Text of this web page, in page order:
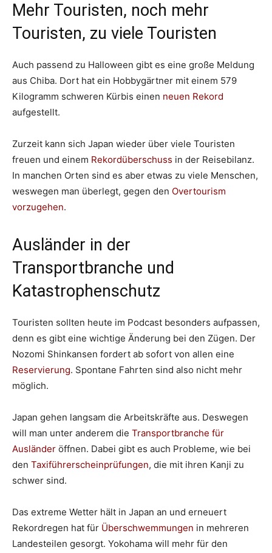
Mehr Touristen, noch mehr
Touristen, zu viele Touristen
Auch passend zu Halloween gibt es eine große Meldung
aus Chiba. Dort hat ein Hobbygärtner mit einem 579
Kilogramm schweren Kürbis einen neuen Rekord
aufgestellt.
Zurzeit kann sich Japan wieder über viele Touristen
freuen und einem Rekordüberschuss in der Reisebilanz.
In manchen Orten sind es aber etwas zu viele Menschen,
weswegen man überlegt, gegen den Overtourism
vorzugehen.
Ausländer in der
Transportbranche und
Katastrophenschutz
Touristen sollten heute im Podcast besonders aufpassen,
denn es gibt eine wichtige Änderung bei den Zügen. Der
Nozomi Shinkansen fordert ab sofort von allen eine
Reservierung. Spontane Fahrten sind also nicht mehr
möglich.
Japan gehen langsam die Arbeitskräfte aus. Deswegen
will man unter anderem die Transportbranche für
Ausländer öffnen. Dabei gibt es auch Probleme, wie bei
den Taxiführerscheinprüfungen, die mit ihren Kanji zu
schwer sind.
Das extreme Wetter hält in Japan an und erneuert
Rekordregen hat für Überschwemmungen in mehreren
Landesteilen gesorgt. Yokohama will mehr für den